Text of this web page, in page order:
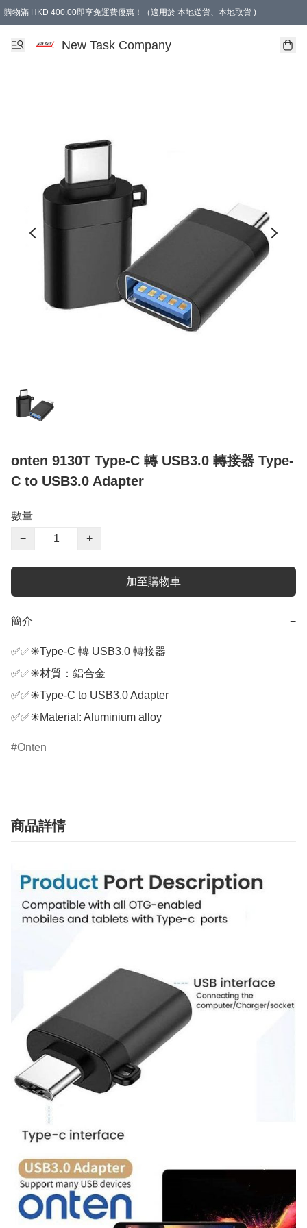
購物滿 HKD 400.00即享免運費優惠！（適用於 本地送貨、本地取貨 )
New Task Company
onten 9130T Type-C 轉 USB3.0 轉接器 Type-
C to USB3.0 Adapter
數量
−
+
加至購物車
簡介 −
✅✅☀Type-C 轉 USB3.0 轉接器
✅✅☀材質：鋁合金
✅✅☀Type-C to USB3.0 Adapter
✅✅☀Material: Aluminium alloy
Onten
商品詳情